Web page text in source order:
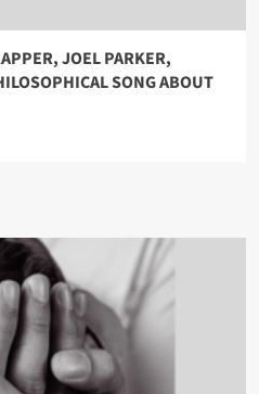
JOEL PARKER,
SONG ABOUT